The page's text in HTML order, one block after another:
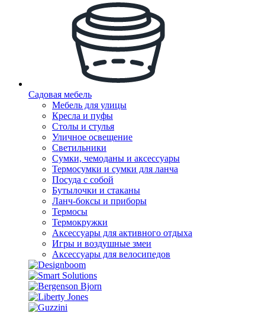
Садовая мебель
Мебель для улицы
Кресла и пуфы
Столы и стулья
Уличное освещение
Светильники
Сумки, чемоданы и аксессуары
Термосумки и сумки для ланча
Посуда с собой
Бутылочки и стаканы
Ланч-боксы и приборы
Термосы
Термокружки
Аксессуары для активного отдыха
Игры и воздушные змеи
Аксессуары для велосипедов